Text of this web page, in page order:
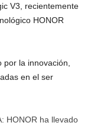
V3, recientemente
HONOR
la innovación,
en el ser
HONOR ha llevado